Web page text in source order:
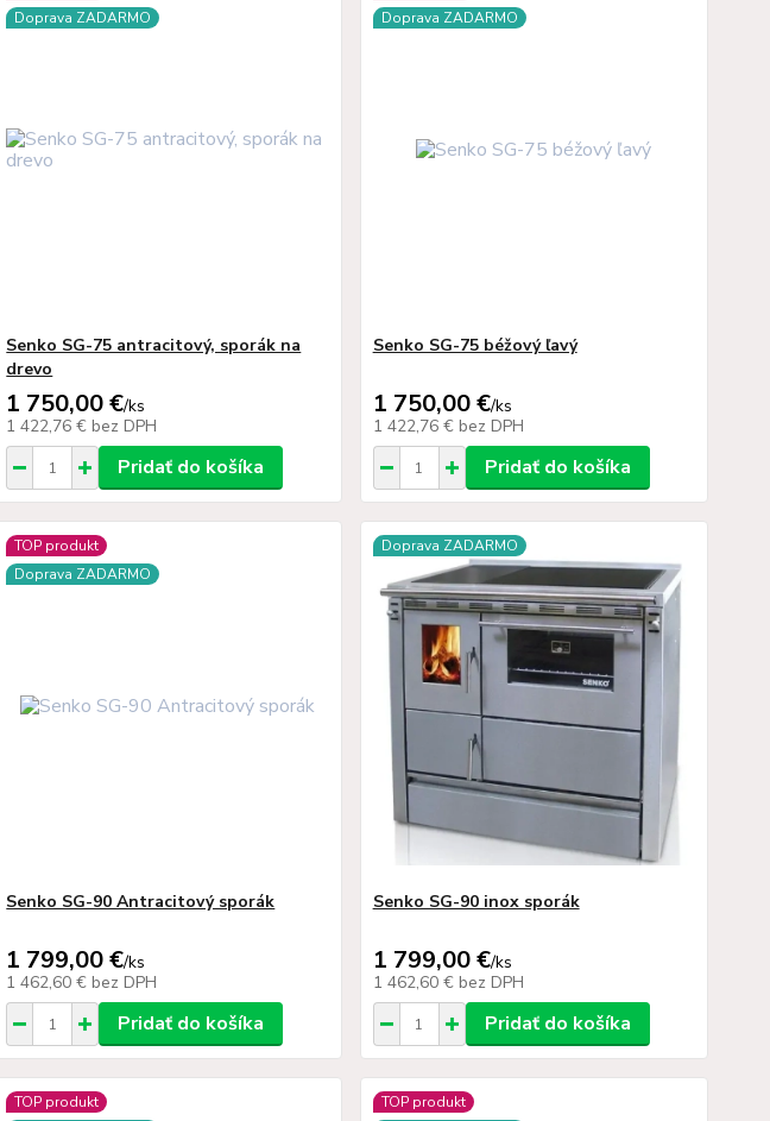
Doprava ZADARMO
Senko SG-75 antracitový, sporák na
drevo
1 750,00 €/ks
1 422,76 € bez DPH
Pridať do košíka
Doprava ZADARMO
Senko SG-75 béžový ľavý
1 750,00 €/ks
1 422,76 € bez DPH
Pridať do košíka
TOP produkt
Doprava ZADARMO
Senko SG-90 Antracitový sporák
1 799,00 €/ks
1 462,60 € bez DPH
Pridať do košíka
Doprava ZADARMO
Senko SG-90 inox sporák
1 799,00 €/ks
1 462,60 € bez DPH
Pridať do košíka
TOP produkt
TOP produkt